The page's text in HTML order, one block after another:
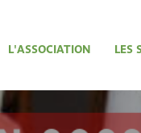
L'ASSOCIATION LES